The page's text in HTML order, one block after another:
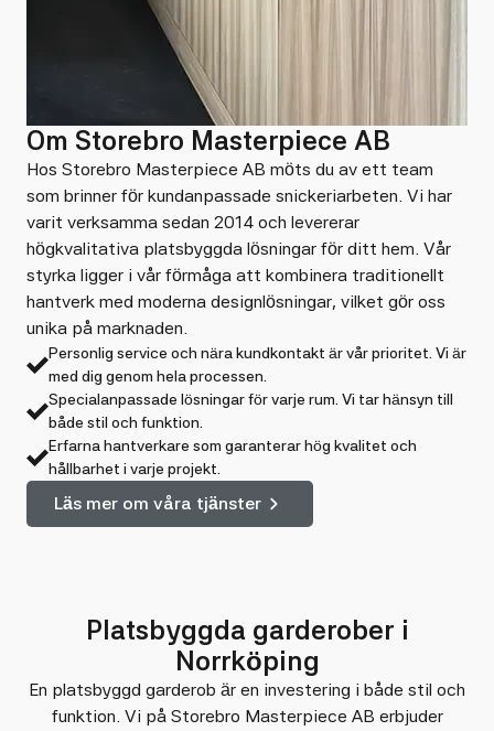
Om Storebro Masterpiece AB
Hos Storebro Masterpiece AB möts du av ett team
som brinner för kundanpassade snickeriarbeten. Vi har
varit verksamma sedan 2014 och levererar
högkvalitativa platsbyggda lösningar för ditt hem. Vår
styrka ligger i vår förmåga att kombinera traditionellt
hantverk med moderna designlösningar, vilket gör oss
unika på marknaden.
Personlig service och nära kundkontakt är vår prioritet. Vi är
med dig genom hela processen.
Specialanpassade lösningar för varje rum. Vi tar hänsyn till
både stil och funktion.
Erfarna hantverkare som garanterar hög kvalitet och
hållbarhet i varje projekt.
Läs mer om våra tjänster
Platsbyggda garderober i
Norrköping
En platsbyggd garderob är en investering i både stil och
funktion. Vi på Storebro Masterpiece AB erbjuder